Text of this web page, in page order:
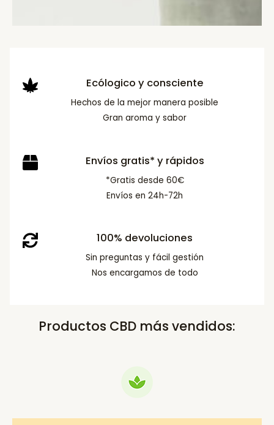
Ecólogico y consciente
Hechos de la mejor manera posible
Gran aroma y sabor
Envíos gratis* y rápidos
*Gratis desde 60€
Envíos en 24h-72h
100% devoluciones
Sin preguntas y fácil gestión
Nos encargamos de todo
Productos CBD más vendidos: